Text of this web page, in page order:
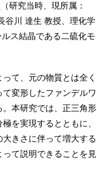
研究当時、現所属：
谷川 達生 教授、理化学
ス結晶である二硫化モ
て、元の物質とは全く
変形したファンデルワ
本研究では、正三角形
を実現するとともに、
きさに伴って増大する
て説明できることを見